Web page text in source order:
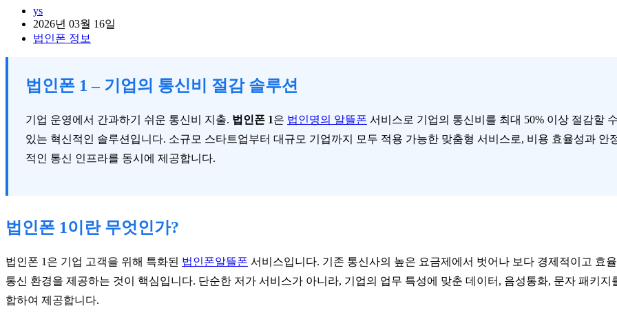
Post
author:
ys
Post
published:
2026년 03월 16일
Post
법인폰 정보
법인폰 1 – 기업의 통신비 절감 솔루션
기업 운영에서 간과하기 쉬운 통신비 지출. 법인폰 1은 법인명의 알뜰폰 서비스로 기업의 통신비를 최대 50% 이상 절감할 수
있는 혁신적인 솔루션입니다. 소규모 스타트업부터 대규모 기업까지 모두 적용 가능한 맞춤형 서비스로, 비용 효율성과 안
적인 통신 인프라를 동시에 제공합니다.
법인폰 1이란 무엇인가?
법인폰 1은 기업 고객을 위해 특화된 법인폰알뜰폰 서비스입니다. 기존 통신사의 높은 요금제에서 벗어나 보다 경제적이고 효
통신 환경을 제공하는 것이 핵심입니다. 단순한 저가 서비스가 아니라, 기업의 업무 특성에 맞춘 데이터, 음성통화, 문자 패키지
합하여 제공합니다.